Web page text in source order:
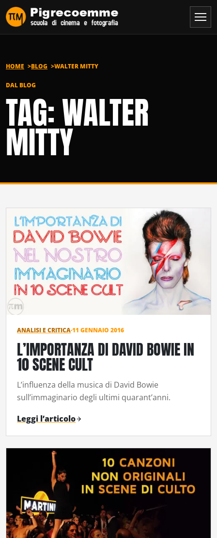
Vai al contenuto
HOME BLOG WALTER MITTY
DAL BLOG
TAG: WALTER
MITTY
ANALISI E CRITICA·11 GENNAIO 2016
L’IMPORTANZA DI DAVID BOWIE IN
10 SCENE CULT
L’influenza della musica di David Bowie
sull’immaginario degli ultimi quarant’anni.
Leggi l’articolo